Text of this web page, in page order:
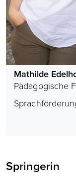
Mathilde
Pädagogische
Springerin